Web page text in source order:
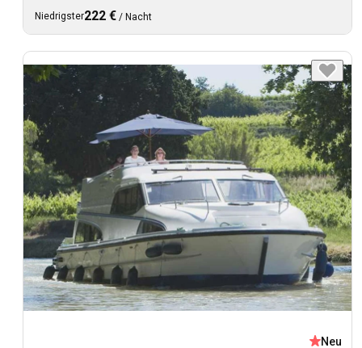
Niedrigster222 € / Nacht
Neu